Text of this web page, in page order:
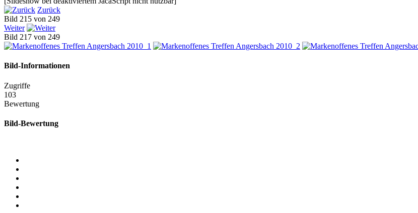
Zurück
Bild 215 von 249
Weiter
Bild 217 von 249
Bild-Informationen
Zugriffe
103
Bewertung
Bild-Bewertung